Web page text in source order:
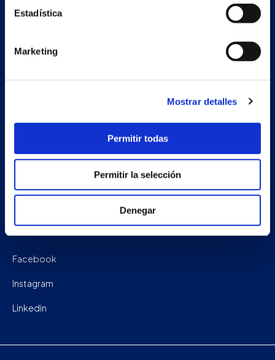
Estadística
Marketing
Mostrar detalles
Permitir todas
Permitir la selección
Denegar
Estrada Porto Cabeiro, 68
Vilar de Infesta 36815
News
Facebook
Instagram
Linkedin